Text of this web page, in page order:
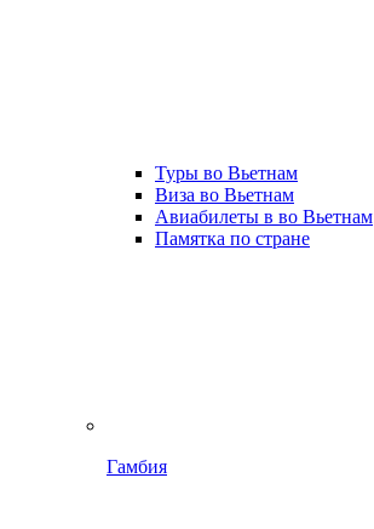
Туры во Вьетнам
Виза во Вьетнам
Авиабилеты в во Вьетнам
Памятка по стране
Гамбия